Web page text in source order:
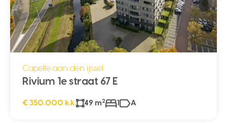
Capelle aan den ijssel
Rivium 1e straat 67 E
€ 350.000 k.k. 49 m2 1 A